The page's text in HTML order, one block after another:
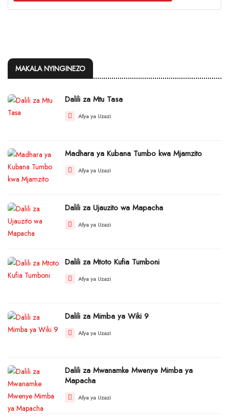
MAKALA NYINGINEZO
Dalili za Mtu Tasa
Afya ya Uzazi
Madhara ya Kubana Tumbo kwa Mjamzito
Afya ya Uzazi
Dalili za Ujauzito wa Mapacha
Afya ya Uzazi
Dalili za Mtoto Kufia Tumboni
Afya ya Uzazi
Dalili za Mimba ya Wiki 9
Afya ya Uzazi
Dalili za Mwanamke Mwenye Mimba ya
Mapacha
Afya ya Uzazi